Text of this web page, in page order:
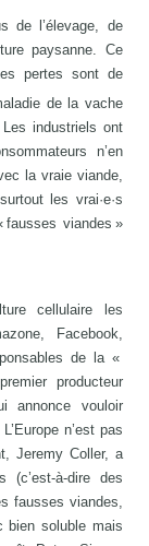
de l’élevage, de
paysanne. Ce
pertes sont de
de la vache
industriels ont
n’en
la vraie viande,
les vrai·e·s
fausses viandes »
cellulaire les
Facebook,
de la «
producteur
annonce vouloir
n’est pas
Jeremy Coller, a
à-dire des
fausses viandes,
bien soluble mais